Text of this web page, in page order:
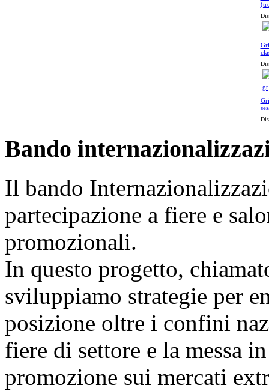
Bando
Il bando
partecipazione a fiere e
promozionali.
In questo progetto,
sviluppiamo strategie per
posizione oltre i confini
fiere di settore e la messa
promozione sui mercati